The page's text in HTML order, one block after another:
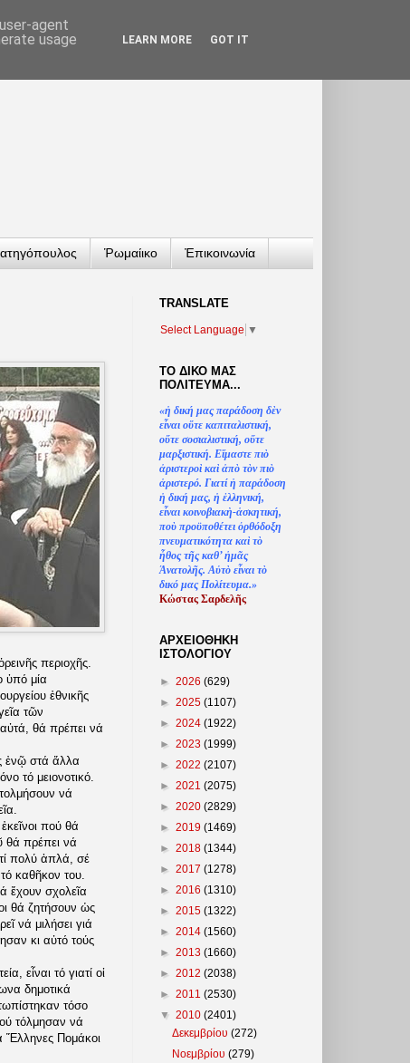
Ῥωμαίικο Ἐπικοινωνία
περιοχῆς.
ὑπό μία
ἐθνικῆς
τῶν
θά πρέπει νά
ἐνῷ στά ἄλλα
τό μειονοτικό.
νά
πού θά
θά πρέπει νά
πολύ ἁπλά, σέ
καθῆκον του.
ἔχουν σχολεῖα
θά ζητήσουν ὡς
νά μιλήσει γιά
κι αὐτό τούς
εἶναι τό γιατί οἱ
δημοτικά
τόσο
τόλμησαν νά
Ἕλληνες Πομάκοι
TRANSLATΕ
Select Language ▼
ΤΟ ΔΙΚΟ ΜΑΣ
ΠΟΛΙΤΕΥΜΑ...
«ἡ δική μας παράδοση δὲν
εἶναι οὔτε καπιταλιστική,
οὔτε σοσιαλιστική, οὔτε
μαρξιστική. Εἴμαστε πιὸ
ἀριστεροὶ καὶ ἀπὸ τὸν πιὸ
ἀριστερό. Γιατίἡ παράδοση
ἡ δική μας, ἡ ἑλληνική,
εἶναι κοινοβιακὴ-ἀσκητική,
ποὺ προϋποθέτει ὀρθόδοξη
πνευματικότητα καὶ τὸ
ἦθος τῆς καθ’ἠμᾶς
Ἀνατολῆς. Αὐτὸ εἶναι τὸ
δικό μας Πολίτευμα.»
Κώστας Σαρδελῆς
ΑΡΧΕΙΟΘΗΚΗ
ΙΣΤΟΛΟΓΙΟΥ
► 2026 (629)
► 2025 (1107)
► 2024 (1922)
► 2023 (1999)
► 2022 (2107)
► 2021 (2075)
► 2020 (2829)
► 2019 (1469)
► 2018 (1344)
► 2017 (1278)
► 2016 (1310)
► 2015 (1322)
► 2014 (1560)
► 2013 (1660)
► 2012 (2038)
► 2011 (2530)
▼ 2010 (2401)
Δεκεμβρίου(272)
Νοεμβρίου(279)
agent
usage
LEARN MORE GOT IT